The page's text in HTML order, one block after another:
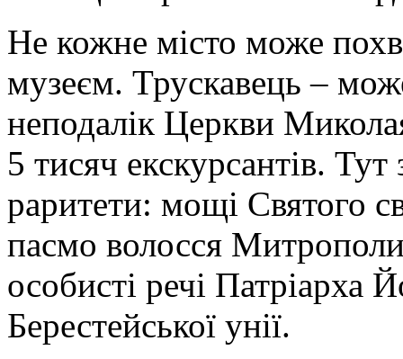
Не кожне місто може
музеєм. Трускавець –
неподалік Церкви
5 тисяч екскурсантів.
раритети: мощі Святого
пасмо волосся
особисті речі Патріарха
Берестейської унії.